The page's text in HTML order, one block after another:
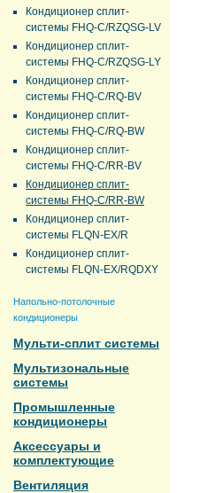
Кондиционер сплит-
системы FHQ-C/RZQSG-LV
Кондиционер сплит-
системы FHQ-C/RZQSG-LY
Кондиционер сплит-
системы FHQ-C/RQ-BV
Кондиционер сплит-
системы FHQ-C/RQ-BW
Кондиционер сплит-
системы FHQ-C/RR-BV
Кондиционер сплит-
системы FHQ-C/RR-BW
Кондиционер сплит-
системы FLQN-EX/R
Кондиционер сплит-
системы FLQN-EX/RQDXY
Напольно-потолочные
кондиционеры
Мульти-сплит системы
Мультизональные
системы
Промышленные
кондиционеры
Аксессуары и
комплектующие
Вентиляция